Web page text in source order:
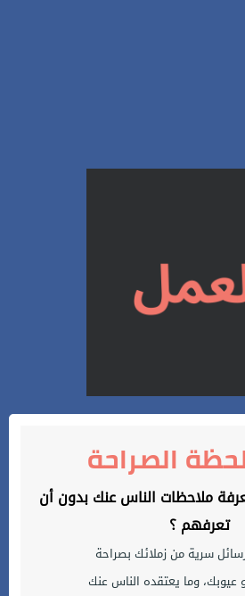
الصراحة
ملاحظات الناس عنك بدون أن
تعرفهم ؟
سرية من زملائك بصراحة
عيوبك، وما يعتقده الناس عنك